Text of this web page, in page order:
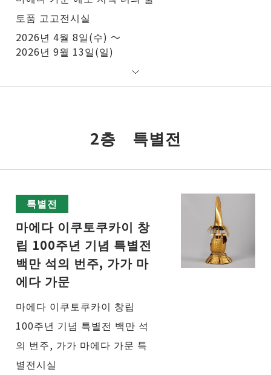
토품 고고전시실
2026년 4월 8일(수) ～
2026년 9월 13일(일)
2층 특별전
특별전
마에다 이쿠토쿠카이 창
립 100주년 기념 특별전
백만 석의 번주, 가가 마
에다 가문
마에다 이쿠토쿠카이 창립
100주년 기념 특별전 백만 석
의 번주, 가가 마에다 가문 특
별전시실